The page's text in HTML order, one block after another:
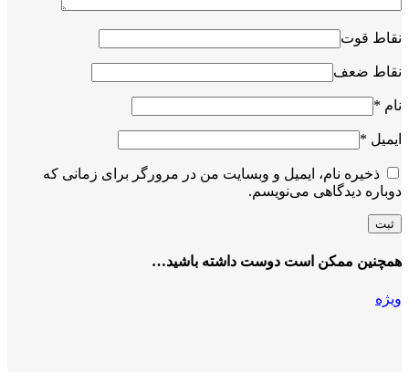
نقاط قوت
نقاط ضعف
نام *
ایمیل *
ذخیره نام، ایمیل و وبسایت من در مرورگر برای زمانی که
دوباره دیدگاهی می‌نویسم.
همچنین ممکن است دوست داشته باشید…
ویژه